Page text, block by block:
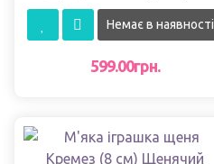
Master
Немає в наявності
599.00грн.